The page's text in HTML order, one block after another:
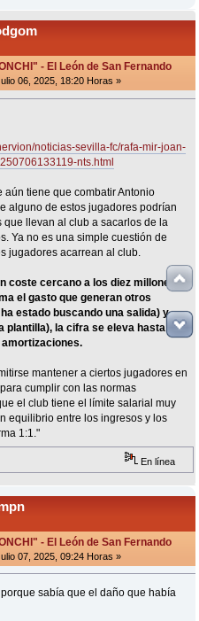
- El León de San Fernando
06, 2025, 18:20 Horas »
noticias-sevilla-fc/rafa-mir-joan-
nts.html
tiene que combatir Antonio
alguno de estos jugadores podrían
llevan al club a sacarlos de la
Ya no es una simple cuestión de
jugadores acarrean al club.
coste cercano a los diez millones
el gasto que generan otros
estado buscando una salida) y
plantilla), la cifra se eleva hasta los
mantener a ciertos jugadores en
cumplir con las normas
el club tiene el límite salarial muy
equilibrio entre los ingresos y los
1:1."
En línea
- El León de San Fernando
07, 2025, 09:24 Horas »
sabía que el daño que había